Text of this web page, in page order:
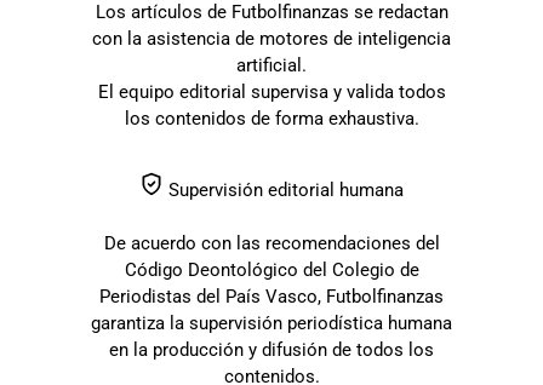
Los artículos de Futbolfinanzas se redactan
con la asistencia de motores de inteligencia
artificial.
El equipo editorial supervisa y valida todos
los contenidos de forma exhaustiva.
Supervisión editorial humana
De acuerdo con las recomendaciones del
Código Deontológico del Colegio de
Periodistas del País Vasco, Futbolfinanzas
garantiza la supervisión periodística humana
en la producción y difusión de todos los
contenidos.